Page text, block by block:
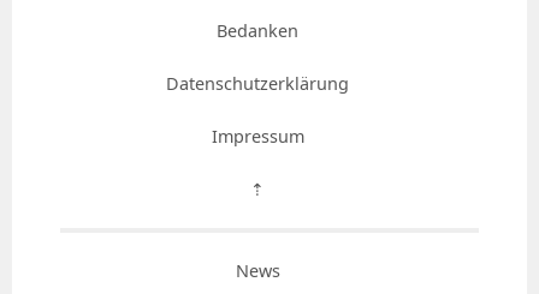
Bedanken
Datenschutzerklärung
Impressum
⇡
News